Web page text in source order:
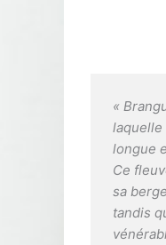
«
laquelle
longue
Ce
sa
tandis